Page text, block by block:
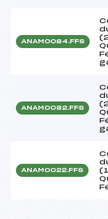
ANAM0084.FFS
ANAM0082.FFS
ANAM0022.FFS